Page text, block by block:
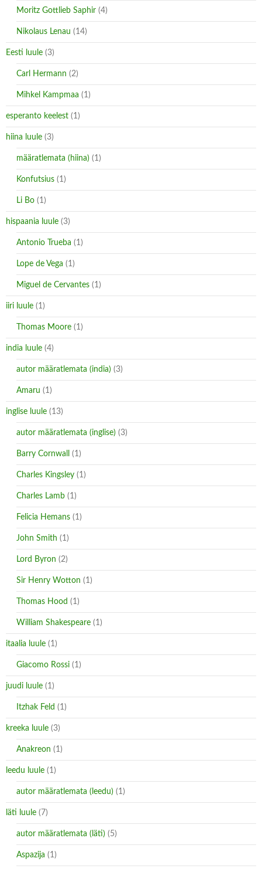
Moritz Gottlieb Saphir (4)
Nikolaus Lenau (14)
Eesti luule (3)
Carl Hermann (2)
Mihkel Kampmaa (1)
esperanto keelest (1)
hiina luule (3)
määratlemata (hiina) (1)
Konfutsius (1)
Li Bo (1)
hispaania luule (3)
Antonio Trueba (1)
Lope de Vega (1)
Miguel de Cervantes (1)
iiri luule (1)
Thomas Moore (1)
india luule (4)
autor määratlemata (india) (3)
Amaru (1)
inglise luule (13)
autor määratlemata (inglise) (3)
Barry Cornwall (1)
Charles Kingsley (1)
Charles Lamb (1)
Felicia Hemans (1)
John Smith (1)
Lord Byron (2)
Sir Henry Wotton (1)
Thomas Hood (1)
William Shakespeare (1)
itaalia luule (1)
Giacomo Rossi (1)
juudi luule (1)
Itzhak Feld (1)
kreeka luule (3)
Anakreon (1)
leedu luule (1)
autor määratlemata (leedu) (1)
läti luule (7)
autor määratlemata (läti) (5)
Aspazija (1)